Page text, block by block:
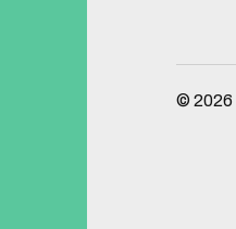
© 2026